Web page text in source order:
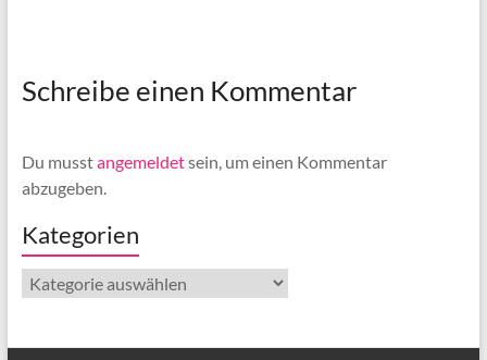
Schreibe einen Kommentar
Du musstangemeldetsein, um einen Kommentar
abzugeben.
Kategorien
Kategorien